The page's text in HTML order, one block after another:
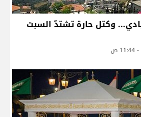
وكتل حارة تشتدّ السبت